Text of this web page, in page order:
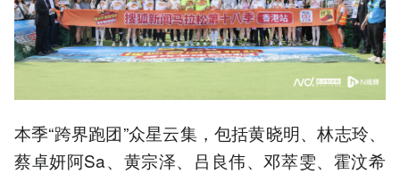
本季“跨界跑团”众星云集，包括黄晓明、林志玲、
蔡卓妍阿Sa、黄宗泽、吕良伟、邓萃雯、霍汶希